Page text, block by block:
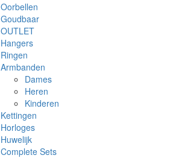
Oorbellen
Goudbaar
OUTLET
Hangers
Ringen
Armbanden
Dames
Heren
Kinderen
Kettingen
Horloges
Huwelijk
Complete Sets